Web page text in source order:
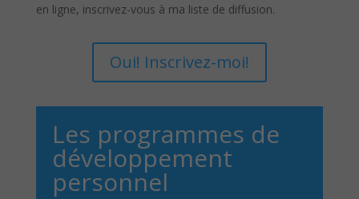
en ligne, inscrivez-vous à ma liste de diffusion.
Oui! Inscrivez-moi!
Les programmes de
développement
personnel